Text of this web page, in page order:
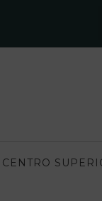
CENTRO